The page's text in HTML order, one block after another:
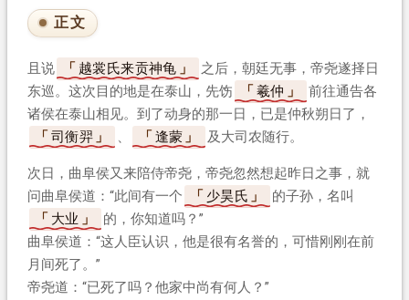
正文
且说 越裳氏来贡神龟
之后，朝廷无事，帝尧遂择日
东巡。这次目的地是在泰山，先饬
羲仲
前往通告各
诸侯在泰山相见。到了动身的那一日，已是仲秋朔日了，
司衡羿
逢蒙 及大司农随行。
次日，曲阜侯又来陪侍帝尧，帝尧忽然想起昨日之事，就
问曲阜侯道：“此间有一个
少昊氏
的子孙，名叫
大业
的，你知道吗？”
曲阜侯道：“这人臣认识，他是很有名誉的，可惜刚刚在前
月间死了。”
帝尧道：“已死了吗？他家中尚有何人？”